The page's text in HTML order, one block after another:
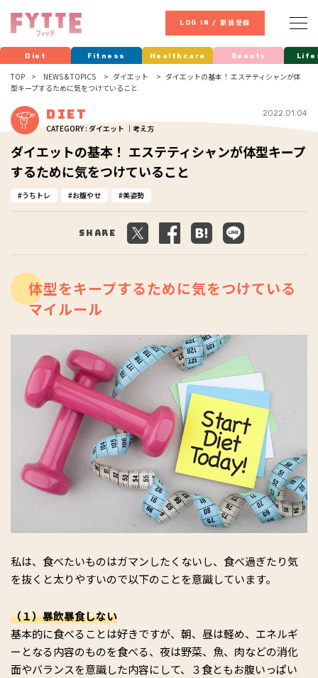
LOG IN / 新規登録
Diet Fitness Healthcare Beauty
TOP NEWS & TOPICS ダイエット
ダイエットの基本！ エステティシャンが体
型キープするために気をつけていること
Diet
CATEGORY : ダイエット ｜考え方
2022.01.04
ダイエットの基本！ エステティシャンが体型キープ
するために気をつけていること
うちトレ お腹やせ 美姿勢
Share
体型をキープするために気をつけている
マイルール
私は、食べたいものはガマンしたくないし、食べ過ぎたり気
を抜くと太りやすいので以下のことを意識しています。
（１）暴飲暴食しない
基本的に食べることは好きですが、朝、昼は軽め、エネルギ
ーとなる内容のものを食べる、夜は野菜、魚、肉などの消化
面やバランスを意識した内容にして、３食ともお腹いっぱい